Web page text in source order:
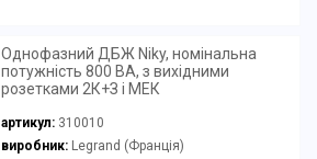
Однофазний ДБЖ Niky, номінальна
потужність 800 ВА, з вихідними
розетками 2К+З і МЕК
артикул: 310010
виробник:Legrand (Франція)